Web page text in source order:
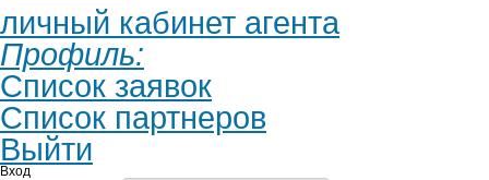
Condes de Barcelona 4*
Derby 4*
El Palace 5*
Espana 4*
Eurohotel Diagonal Port 4*
Eurostars Cristal Palace 4*
личный кабинет агента
Профиль:
Список заявок
Список партнеров
Выйти
Вход